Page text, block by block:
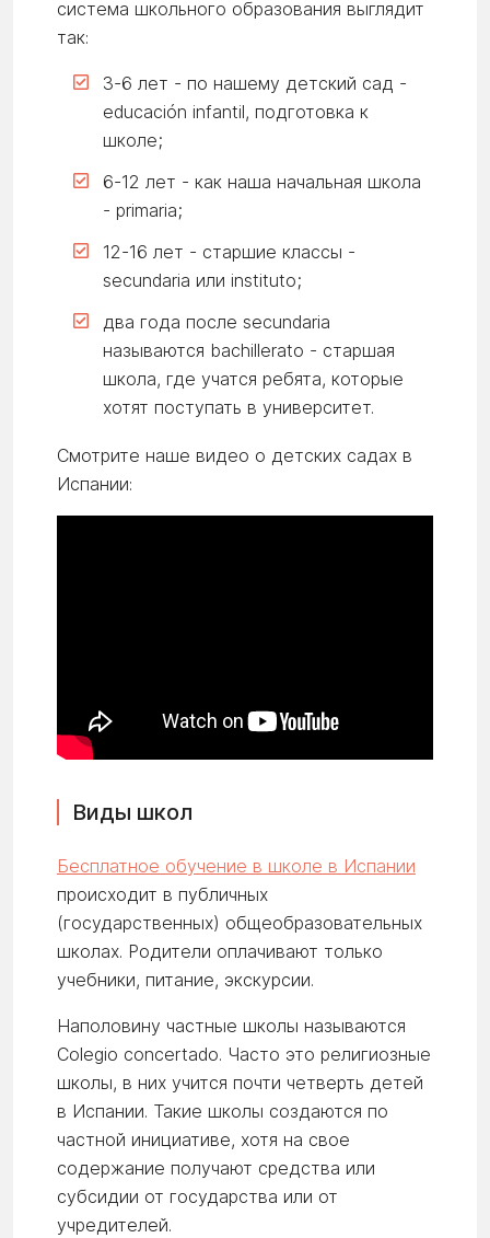
система школьного образования выглядит
так:
3-6 лет - по нашему детский сад -
educación infantil, подготовка к
школе;
6-12 лет - как наша начальная школа
- primaria;
12-16 лет - старшие классы -
secundaria или instituto;
два года после secundaria
называются bachillerato - старшая
школа, где учатся ребята, которые
хотят поступать в университет.
Смотрите наше видео о детских садах в
Испании:
Виды школ
Бесплатное обучение в школе в Испании
происходит в публичных
(государственных) общеобразовательных
школах. Родители оплачивают только
учебники, питание, экскурсии.
Наполовину частные школы называются
Colegio concertado. Часто это религиозные
школы, в них учится почти четверть детей
в Испании. Такие школы создаются по
частной инициативе, хотя на свое
содержание получают средства или
субсидии от государства или от
учредителей.